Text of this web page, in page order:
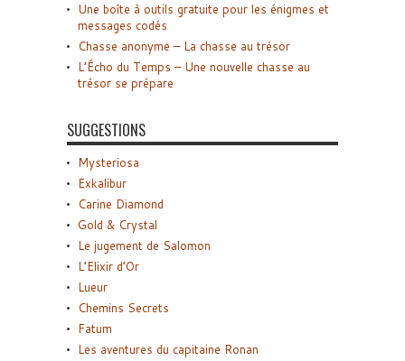
Une boîte à outils gratuite pour les énigmes et
messages codés
Chasse anonyme – La chasse au trésor
L’Écho du Temps – Une nouvelle chasse au
trésor se prépare
SUGGESTIONS
Mysteriosa
Exkalibur
Carine Diamond
Gold & Crystal
Le jugement de Salomon
L’Elixir d’Or
Lueur
Chemins Secrets
Fatum
Les aventures du capitaine Ronan